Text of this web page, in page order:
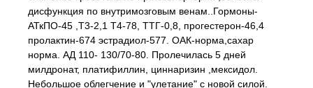
дисфункция по внутримозговым венам..Гормоны-
АТкПО-45 ,Т3-2,1 Т4-78, ТТГ-0,8, прогестерон-46,4
пролактин-674 эстрадиол-577. ОАК-норма,сахар
норма. АД 110- 130/70-80. Пролечилась 5 дней
милдронат, платифиллин, циннаризин ,мексидол.
Небольшое облегчение и "улетание" с новой силой.